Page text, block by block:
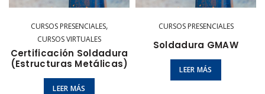
CURSOS PRESENCIALES,
CURSOS VIRTUALES
Certificación Soldadura
(Estructuras Metálicas)
LEER MÁS
CURSOS PRESENCIALES
Soldadura GMAW
LEER MÁS